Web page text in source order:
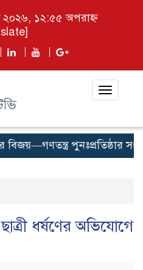
২০২৬, ১২:৫৫ অপরাহ্ন
Toggle
পুনঃপ্রতিষ্ঠার
ধর্ষণের অভিযোগে